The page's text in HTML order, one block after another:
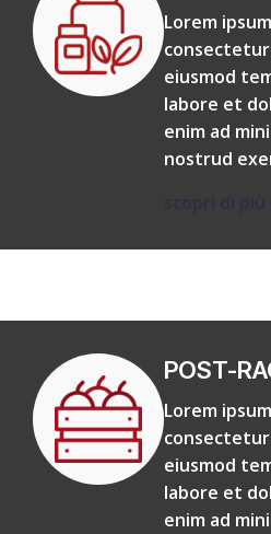
Lorem
eiusmod
labore et
enim ad
nostrud
POST-
Lorem
eiusmod
labore et
enim ad